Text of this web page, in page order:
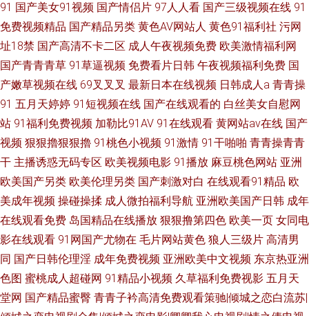
91 国产美女91视频 国产情侣片 97人人看 国产三级视频在线 91
免费视频精品 国产精品另类 黄色AV网站人 黄色91福利社 污网
址18禁 国产高清不卡二区 成人午夜视频免费 欧美激情福利网
国产青青青草 91草逼视频 免费看片日韩 午夜视频福利免费 国
产嫩草视频在线 69叉叉叉 最新日本在线视频 日韩成人a 青青操
91 五月天婷婷 91短视频在线 国产在线观看的 白丝美女自慰网
站 91福利免费视频 加勒比91AV 91在线观看 黄网站av在线 国产
视频 狠狠擼狠狠擼 91桃色小视频 91激情 91干啪啪 青青操青青
干 主播诱惑无码专区 欧美视频电影 91播放 麻豆桃色网站 亚洲
欧美国产另类 欧美伦理另类 国产刺激对白 在线观看91精品 欧
美成年视频 操碰操揉 成人微拍福利导航 亚洲欧美国产日韩 成年
在线观看免费 岛国精品在线播放 狠狠撸第四色 欧美一页 女同电
影在线观看 91网国产尤物在 毛片网站黄色 狼人三级片 高清男
同 国产日韩伦理淫 成年免费视频 亚洲欧美中文视频 东京热亚洲
色图 蜜桃成人超碰网 91精品小视频 久草福利免费视影 五月天
堂网 国产精品蜜臀 青青子衿高清免费观看策驰|倾城之恋白流苏|